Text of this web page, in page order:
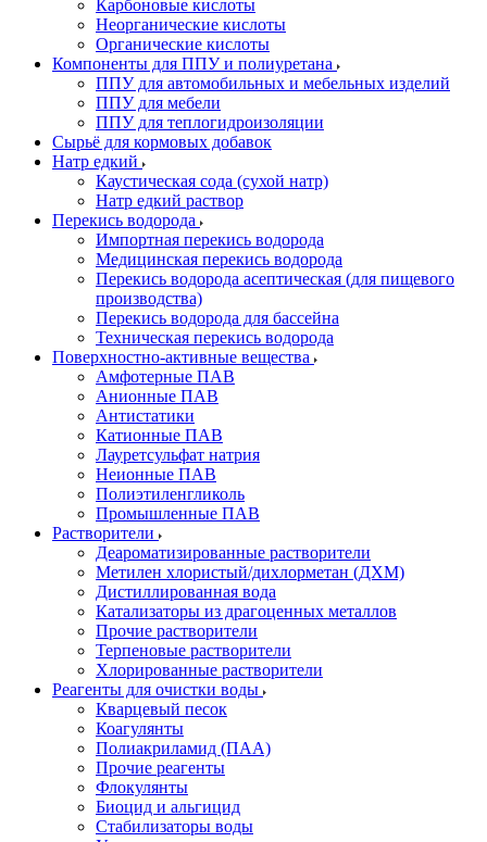
Карбоновые кислоты
Неорганические кислоты
Органические кислоты
Компоненты для ППУ и полиуретана
ППУ для автомобильных и мебельных изделий
ППУ для мебели
ППУ для теплогидроизоляции
Сырьё для кормовых добавок
Натр едкий
Каустическая сода (сухой натр)
Натр едкий раствор
Перекись водорода
Импортная перекись водорода
Медицинская перекись водорода
Перекись водорода асептическая (для пищевого
производства)
Перекись водорода для бассейна
Техническая перекись водорода
Поверхностно-активные вещества
Амфотерные ПАВ
Анионные ПАВ
Антистатики
Катионные ПАВ
Лауретсульфат натрия
Неионные ПАВ
Полиэтиленгликоль
Промышленные ПАВ
Растворители
Деароматизированные растворители
Метилен хлористый/дихлорметан (ДХМ)
Дистиллированная вода
Катализаторы из драгоценных металлов
Прочие растворители
Терпеновые растворители
Хлорированные растворители
Реагенты для очистки воды
Кварцевый песок
Коагулянты
Полиакриламид (ПАА)
Прочие реагенты
Флокулянты
Биоцид и альгицид
Стабилизаторы воды